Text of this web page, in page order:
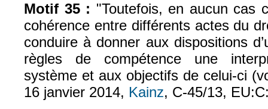
Motif 35 : "Toutefois, en aucun cas
cohérence entre différents actes du
conduire à donner aux dispositions
règles de compétence une
système et aux objectifs de celui-ci
16 janvier 2014, Kainz, C‑45/13,